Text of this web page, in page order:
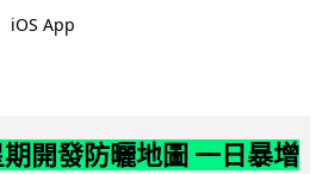
iOS App
開發防曬地圖 一日暴增